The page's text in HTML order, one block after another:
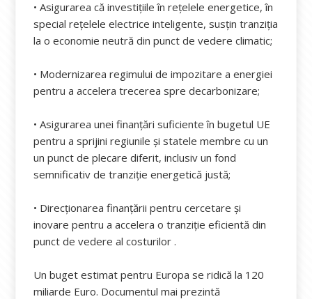
• Asigurarea că investițiile în rețelele energetice, în
special rețelele electrice inteligente, susțin tranziția
la o economie neutră din punct de vedere climatic;
• Modernizarea regimului de impozitare a energiei
pentru a accelera trecerea spre decarbonizare;
• Asigurarea unei finanțări suficiente în bugetul UE
pentru a sprijini regiunile și statele membre cu un
un punct de plecare diferit, inclusiv un fond
semnificativ de tranziție energetică justă;
• Direcționarea finanțării pentru cercetare și
inovare pentru a accelera o tranziție eficientă din
punct de vedere al costurilor .
Un buget estimat pentru Europa se ridică la 120
miliarde Euro. Documentul mai prezintă